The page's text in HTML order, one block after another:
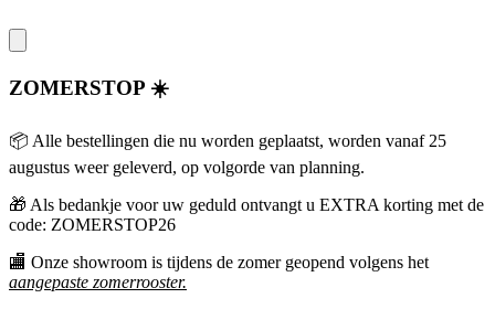
ZOMERSTOP ☀️
📦 Alle bestellingen die nu worden geplaatst, worden vanaf 25
augustus weer geleverd, op volgorde van planning.
🎁 Als bedankje voor uw geduld ontvangt u EXTRA korting met de
code: ZOMERSTOP26
🏬 Onze showroom is tijdens de zomer geopend volgens het
aangepaste zomerrooster.